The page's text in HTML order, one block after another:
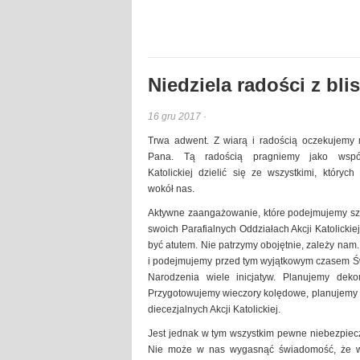
Niedziela radości z
16 gru 2017 ·
Trwa adwent. Z wiarą i radością oczekujemy
Pana. Tą radością pragniemy jako
Katolickiej dzielić się ze wszystkimi, których
wokół nas.
Aktywne zaangażowanie, które podejmujemy
swoich Parafialnych Oddziałach Akcji
być atutem. Nie patrzymy obojętnie, zależy
i podejmujemy przed tym wyjątkowym czasem
Narodzenia wiele inicjatyw. Planujemy
Przygotowujemy wieczory kolędowe,
diecezjalnych Akcji Katolickiej.
Jest jednak w tym wszystkim pewne
Nie może w nas wygasnąć świadomość,